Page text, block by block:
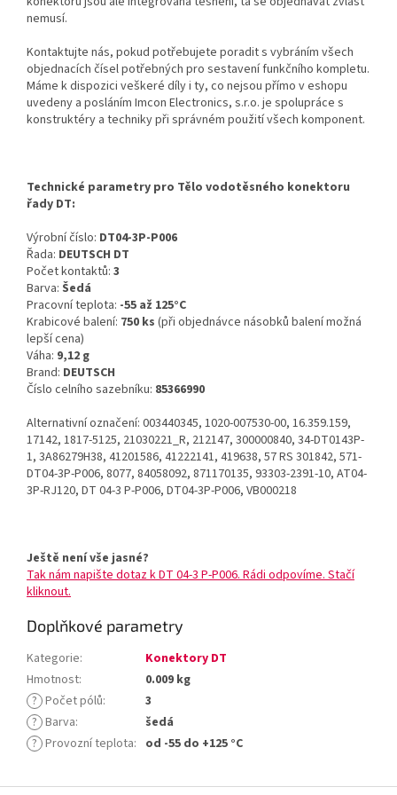
nemusí.
Kontaktujte nás, pokud potřebujete poradit s vybráním všech
objednacích čísel potřebných pro sestavení funkčního kompletu.
Máme k dispozici veškeré díly i ty, co nejsou přímo v eshopu
uvedeny a posláním Imcon Electronics, s.r.o. je spolupráce s
konstruktéry a techniky při správném použití všech komponent.
Technické parametry pro Tělo vodotěsného konektoru
řady DT:
Výrobní číslo: DT04-3P-P006
Řada: DEUTSCH DT
Počet kontaktů: 3
Barva: Šedá
Pracovní teplota: -55 až 125°C
Krabicové balení: 750 ks (při objednávce násobků balení možná
lepší cena)
Váha: 9,12 g
Brand: DEUTSCH
Číslo celního sazebníku: 85366990
Alternativní označení: 003440345, 1020-007530-00, 16.359.159,
17142, 1817-5125, 21030221_R, 212147, 300000840, 34-DT0143P-
1, 3A86279H38, 41201586, 41222141, 419638, 57 RS 301842, 571-
DT04-3P-P006, 8077, 84058092, 871170135, 93303-2391-10, AT04-
3P-RJ120, DT 04-3 P-P006, DT04-3P-P006, VB000218
Ještě není vše jasné?
Tak nám napište dotaz k DT 04-3 P-P006. Rádi odpovíme. Stačí
kliknout.
Doplňkové parametry
Kategorie:
Konektory DT
Hmotnost:
0.009 kg
? Počet pólů:
3
? Barva:
šedá
? Provozní teplota: od -55 do +125 °C